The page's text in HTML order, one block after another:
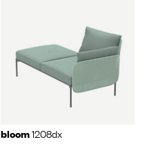
bloom1208dx